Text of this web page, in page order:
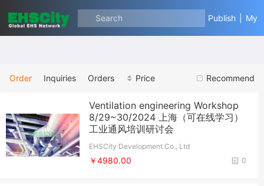
Search Publish My
Recommend
Order Inquiries Orders Price
Ventilation engineering Workshop
8/29~30/2024 上海（可在线学习）
工业通风培训研讨会
EHSCity Development Co., Ltd
0
￥4980.00